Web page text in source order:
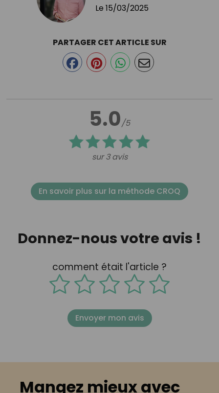
Le 15/03/2025
5.0/5
sur 3 avis
PARTAGER CET ARTICLE SUR
En savoir plus sur la méthode CROQ
Donnez-nous votre avis !
comment était l'article ?
Envoyer mon avis
Mangez mieux avec